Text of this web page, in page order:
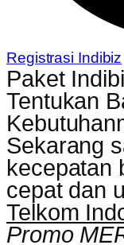
Registrasi Indibiz
Paket
Tentukan
Sekarang
kecepatan
cepat dan
Telkom
Promo